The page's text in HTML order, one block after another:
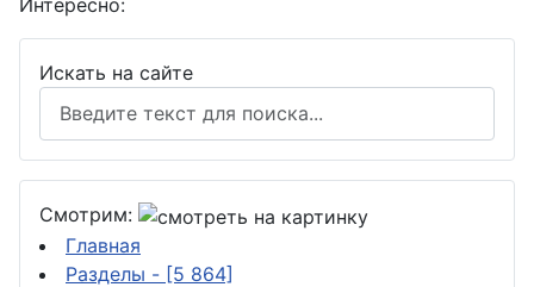
Искать на сайте
Смотрим:
Главная
Разделы - [5 864]